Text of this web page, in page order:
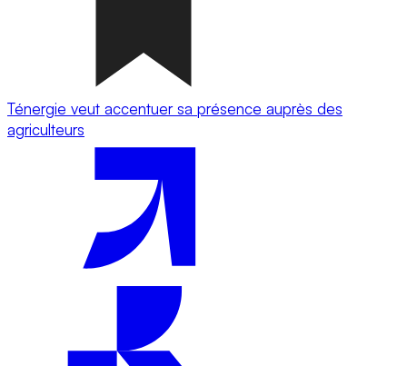
Ténergie veut accentuer sa présence auprès des
agriculteurs